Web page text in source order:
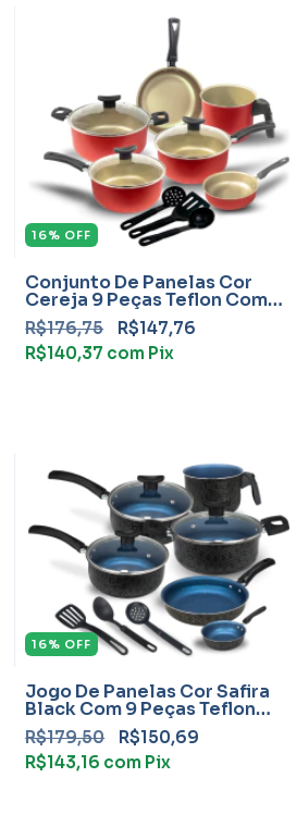
16% OFF
Conjunto De Panelas Cor
Cereja 9 Peças Teflon Com
Frigideira
R$176,75
R$147,76
R$140,37 com Pix
16% OFF
Jogo De Panelas Cor Safira
Black Com 9 Peças Teflon
Com Frigideira
R$179,50
R$150,69
R$143,16 com Pix